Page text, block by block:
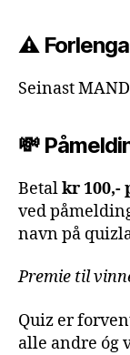
⚠️
Seinast
💸
Betalkr 100,-
ved
navn på
Premie til
Quiz er
alle andre óg